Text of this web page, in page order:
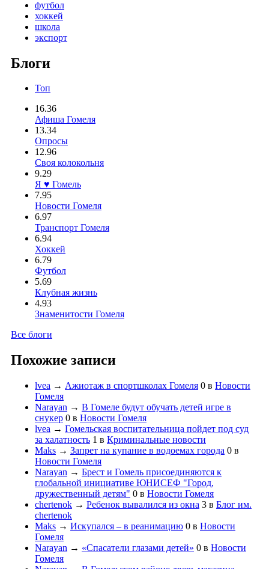
футбол
хоккей
школа
экспорт
Блоги
Топ
16.36
Афиша Гомеля
13.34
Опросы
12.96
Своя колокольня
9.29
Я ♥ Гомель
7.95
Новости Гомеля
6.97
Транспорт Гомеля
6.94
Хоккей
6.79
Футбол
5.69
Клубная жизнь
4.93
Знаменитости Гомеля
Все блоги
Похожие записи
lvea → Ажиотаж в спортшколах Гомеля 0 в Новости
Гомеля
Narayan → В Гомеле будут обучать детей игре в
снукер 0 в Новости Гомеля
lvea → Гомельская воспитательница пойдет под суд
за халатность 1 в Криминальные новости
Maks → Запрет на купание в водоемах города 0 в
Новости Гомеля
Narayan → Брест и Гомель присоединяются к
глобальной инициативе ЮНИСЕФ "Город,
дружественный детям" 0 в Новости Гомеля
chertenok → Ребенок вывалился из окна 3 в Блог им.
chertenok
Maks → Искупался – в реанимацию 0 в Новости
Гомеля
Narayan → «Спасатели глазами детей» 0 в Новости
Гомеля